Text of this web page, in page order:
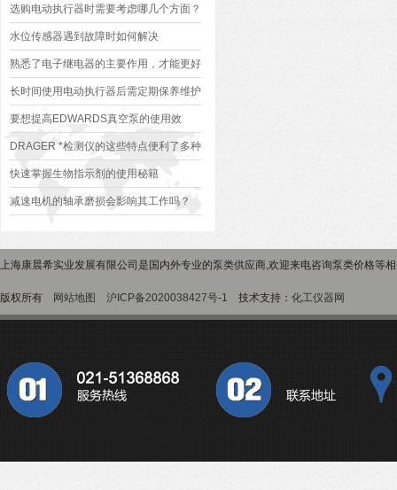
方案
选购电动执行器时需要考虑哪几个方面？
水位传感器遇到故障时如何解决
熟悉了电子继电器的主要作用，才能更好
地使用它
长时间使用电动执行器后需定期保养维护
要想提高EDWARDS真空泵的使用效
果，来看看这些！
DRAGER *检测仪的这些特点便利了多种
行业
快速掌握生物指示剂的使用秘籍
减速电机的轴承磨损会影响其工作吗？
上海康晨希实业发展有限公司是国内外专业的泵类供应商,欢迎来电咨询泵类价格等
版权所有 网站地图 沪ICP备2020038427号-1 技术支持： 化工仪器网